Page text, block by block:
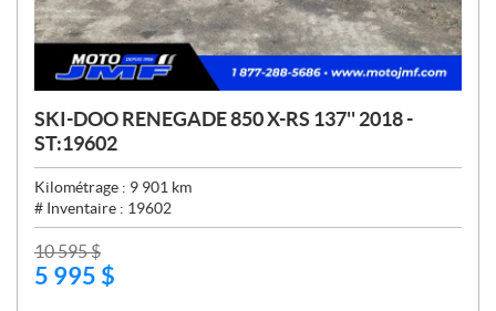
SKI-DOO RENEGADE 850 X-RS 137'' 2018 -
ST:19602
Kilométrage : 9 901 km
# Inventaire : 19602
P
R
10 595$
5 995 $